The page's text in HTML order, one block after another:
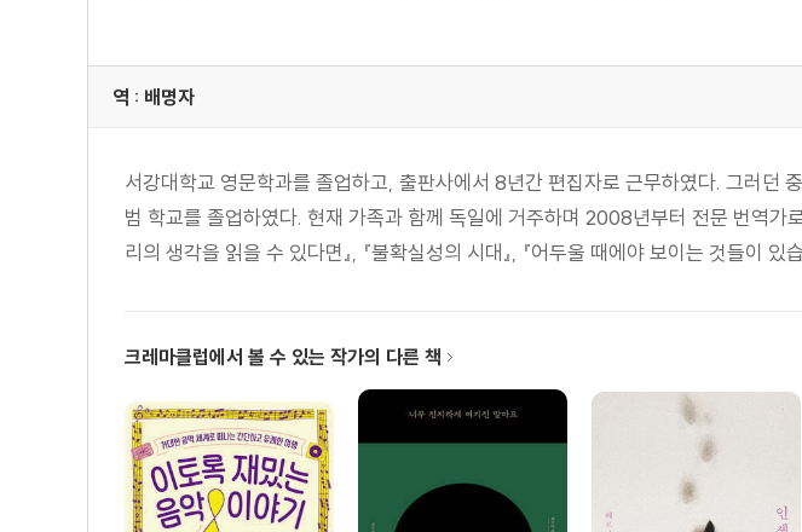
역 : 배명자
서강대학교 영문학과를 졸업하고, 출판사에서 8년간 편집자로 근무하였다. 그러던
범 학교를 졸업하였다. 현재 가족과 함께 독일에 거주하며 2008년부터 전문 번역가로
리의 생각을 읽을 수 있다면』, 『불확실성의 시대』, 『어두울 때에야 보이는 것들이 있
크레마클럽에서 볼 수 있는 작가의 다른 책